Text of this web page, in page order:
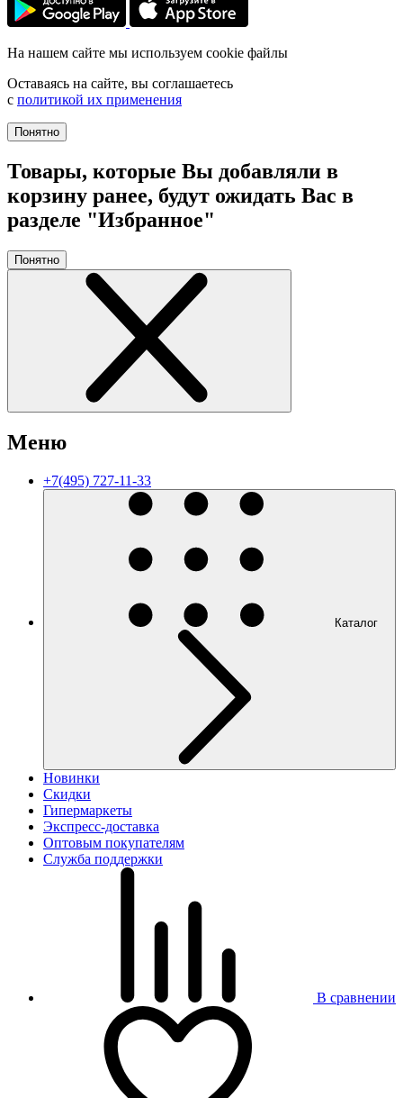
На нашем сайте мы используем cookie файлы
Оставаясь на сайте, вы соглашаетесь
с политикой их применения
Понятно
Товары, которые Вы добавляли в
корзину ранее, будут ожидать Вас в
разделе "Избранное"
Понятно
Меню
+7(495) 727-11-33
Каталог
Новинки
Скидки
Гипермаркеты
Экспресс-доставка
Оптовым покупателям
Служба поддержки
В сравнении